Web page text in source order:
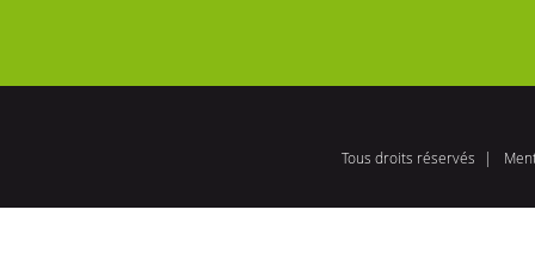
Tous droits réservés